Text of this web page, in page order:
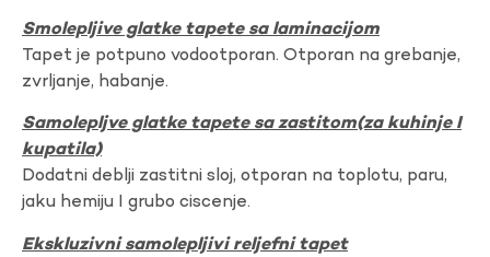
Smolepljive glatke tapete sa laminacijom
Tapet je potpuno vodootporan. Otporan na grebanje,
zvrljanje, habanje.
Samolepljve glatke tapete sa zastitom(za kuhinje I
kupatila)
Dodatni deblji zastitni sloj, otporan na toplotu, paru,
jaku hemiju I grubo ciscenje.
Ekskluzivni samolepljivi reljefni tapet